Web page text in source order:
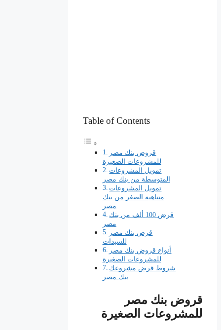
Table of Contents
قروض بنك مصر
للمشروعات الصغيرة
تمويل المشروعات
المتوسطة من بنك مصر
تمويل المشروعات
متناهية الصغر من بنك
مصر
قرض 100 ألف من بنك
مصر
قرض بنك مصر
للسيدات
أنواع قروض بنك مصر
للمشروعات الصغيرة
شروط قرض مشروعك
بنك مصر
قروض بنك مصر
للمشروعات الصغيرة